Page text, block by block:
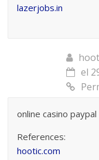
lazerjobs.in
el
online casino paypal
References:
hootic.com